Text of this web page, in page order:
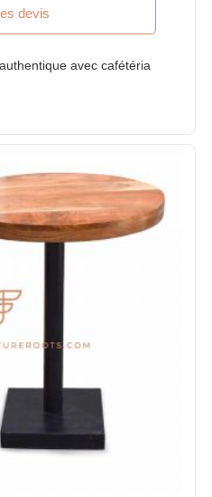
devis
avec cafétéria